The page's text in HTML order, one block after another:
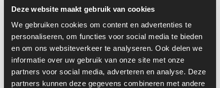
Deze website maakt gebruik van cookies
We gebruiken cookies om content en advertenties te
personaliseren, om functies voor social media te bieden
en om ons websiteverkeer te analyseren. Ook delen we
informatie over uw gebruik van onze site met onze
partners voor social media, adverteren en analyse. Deze
partners kunnen deze gegevens combineren met andere
Informatie
Locatie:
Serienummer:
24537202